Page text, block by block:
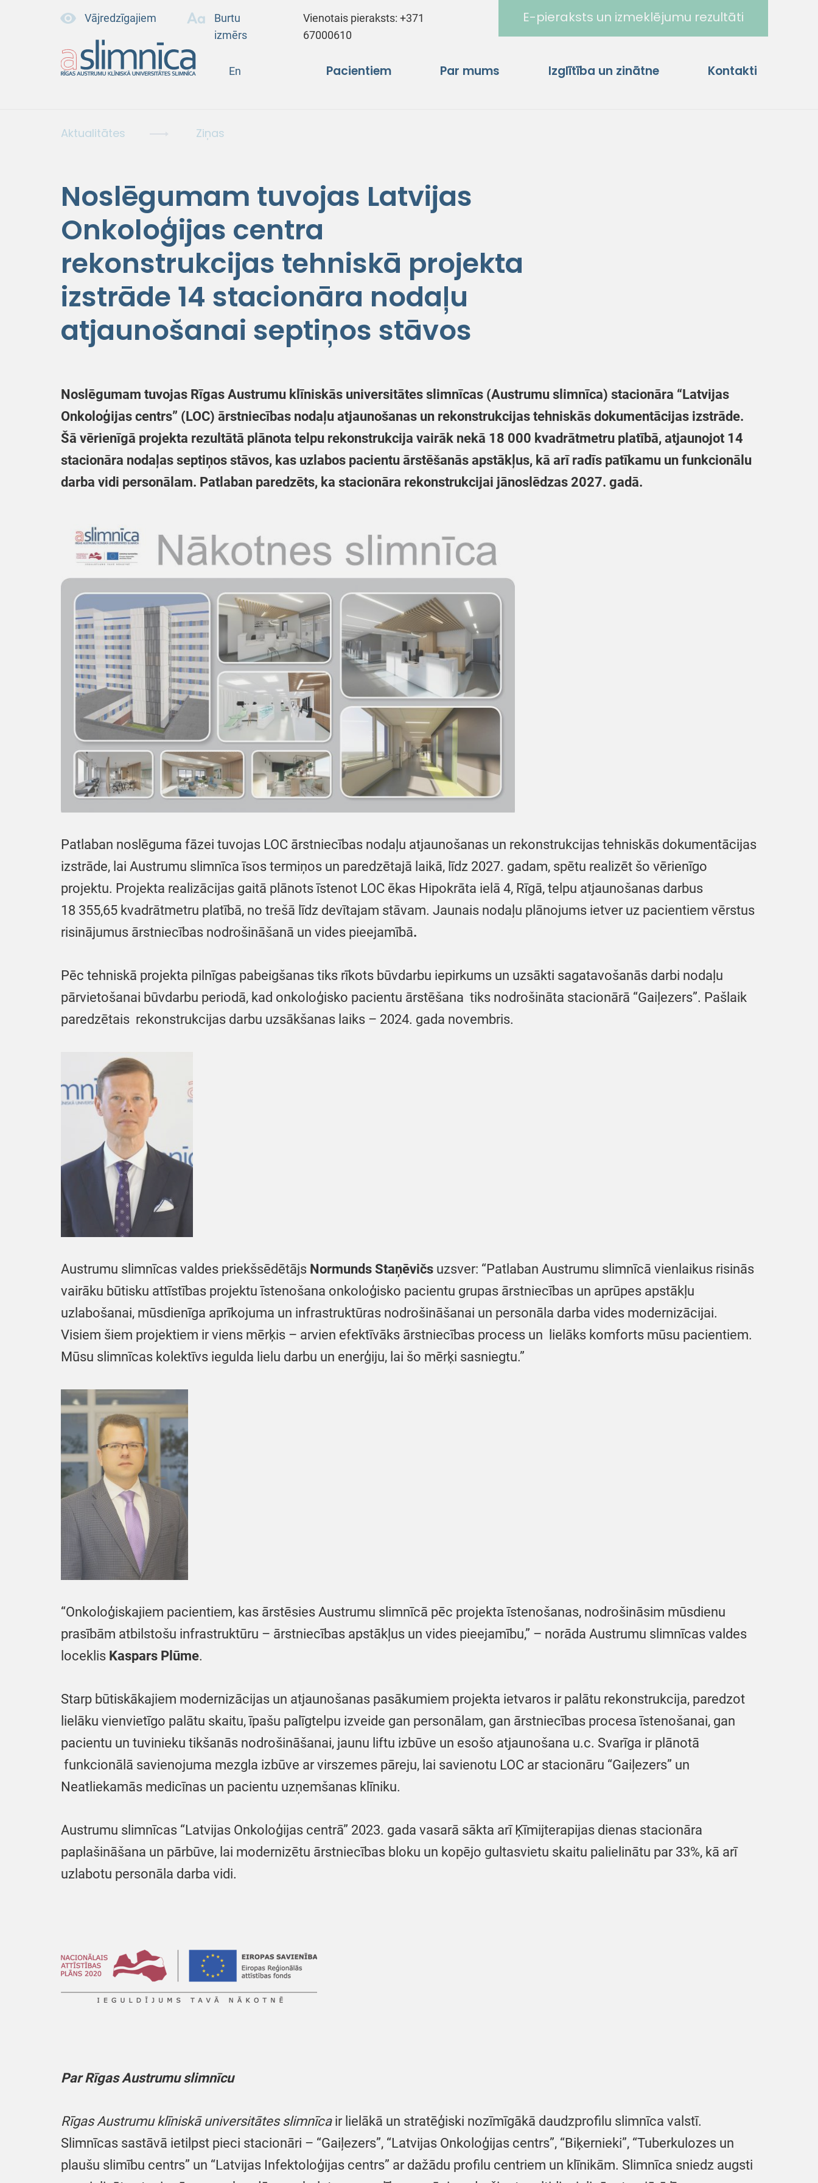
Vājredzīgajiem
Burtu
izmērs
Vienotais pieraksts:+371
67000610
E-pieraksts un izmeklējumu rezultāti
En Pacientiem Par mums Izglītība un zinātne Kontakti
Aktualitātes Ziņas
Noslēgumam tuvojas Latvijas
Onkoloģijas centra
rekonstrukcijas tehniskā projekta
izstrāde 14 stacionāra nodaļu
atjaunošanai septiņos stāvos
Noslēgumam tuvojas Rīgas Austrumu klīniskās universitātes slimnīcas (Austrumu slimnīca) stacionāra “Latvijas
Onkoloģijas centrs” (LOC) ārstniecības nodaļu atjaunošanas un rekonstrukcijas tehniskās dokumentācijas izstrāde.
Šā vērienīgā projekta rezultātā plānota telpu rekonstrukcija vairāk nekā 18 000 kvadrātmetru platībā, atjaunojot 14
stacionāra nodaļas septiņos stāvos, kas uzlabos pacientu ārstēšanās apstākļus, kā arī radīs patīkamu un funkcionālu
darba vidi personālam. Patlaban paredzēts, ka stacionāra rekonstrukcijai jānoslēdzas 2027. gadā.
Patlaban noslēguma fāzei tuvojas LOC ārstniecības nodaļu atjaunošanas un rekonstrukcijas tehniskās dokumentācijas
izstrāde, lai Austrumu slimnīca īsos termiņos un paredzētajā laikā, līdz 2027. gadam, spētu realizēt šo vērienīgo
projektu. Projekta realizācijas gaitā plānots īstenot LOC ēkas Hipokrāta ielā 4, Rīgā, telpu atjaunošanas darbus
18 355,65 kvadrātmetru platībā, no trešā līdz devītajam stāvam. Jaunais nodaļu plānojums ietver uz pacientiem vērstus
risinājumus ārstniecības nodrošināšanā un vides pieejamībā.
Pēc tehniskā projekta pilnīgas pabeigšanas tiks rīkots būvdarbu iepirkums un uzsākti sagatavošanās darbi nodaļu
pārvietošanai būvdarbu periodā, kad onkoloģisko pacientu ārstēšana tiks nodrošināta stacionārā “Gaiļezers”. Pašlaik
paredzētais rekonstrukcijas darbu uzsākšanas laiks – 2024. gada novembris.
Austrumu slimnīcas valdes priekšsēdētājs Normunds Staņēvičs uzsver: “Patlaban Austrumu slimnīcā vienlaikus risinās
vairāku būtisku attīstības projektu īstenošana onkoloģisko pacientu grupas ārstniecības un aprūpes apstākļu
uzlabošanai, mūsdienīga aprīkojuma un infrastruktūras nodrošināšanai un personāla darba vides modernizācijai.
Visiem šiem projektiem ir viens mērķis – arvien efektīvāks ārstniecības process un lielāks komforts mūsu pacientiem.
Mūsu slimnīcas kolektīvs iegulda lielu darbu un enerģiju, lai šo mērķi sasniegtu.”
“Onkoloģiskajiem pacientiem, kas ārstēsies Austrumu slimnīcā pēc projekta īstenošanas, nodrošināsim mūsdienu
prasībām atbilstošu infrastruktūru – ārstniecības apstākļus un vides pieejamību,” – norāda Austrumu slimnīcas valdes
loceklis Kaspars Plūme.
Starp būtiskākajiem modernizācijas un atjaunošanas pasākumiem projekta ietvaros ir palātu rekonstrukcija, paredzot
lielāku vienvietīgo palātu skaitu, īpašu palīgtelpu izveide gan personālam, gan ārstniecības procesa īstenošanai, gan
pacientu un tuvinieku tikšanās nodrošināšanai, jaunu liftu izbūve un esošo atjaunošana u.c. Svarīga ir plānotā
funkcionālā savienojuma mezgla izbūve ar virszemes pāreju, lai savienotu LOC ar stacionāru “Gaiļezers” un
Neatliekamās medicīnas un pacientu uzņemšanas klīniku.
Austrumu slimnīcas “Latvijas Onkoloģijas centrā” 2023. gada vasarā sākta arī Ķīmijterapijas dienas stacionāra
paplašināšana un pārbūve, lai modernizētu ārstniecības bloku un kopējo gultasvietu skaitu palielinātu par 33%, kā arī
uzlabotu personāla darba vidi.
Par Rīgas Austrumu slimnīcu
Rīgas Austrumu klīniskā universitātes slimnīcair lielākā un stratēģiski nozīmīgākā daudzprofilu slimnīca valstī.
Slimnīcas sastāvā ietilpst pieci stacionāri – “Gaiļezers”, “Latvijas Onkoloģijas centrs”, “Biķernieki”, “Tuberkulozes un
plaušu slimību centrs” un “Latvijas Infektoloģijas centrs” ar dažādu profilu centriem un klīnikām. Slimnīca sniedz augsti